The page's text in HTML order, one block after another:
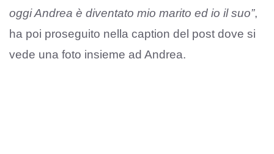
oggi Andrea è diventato mio marito ed io il suo”,
ha poi proseguito nella caption del post dove si
vede una foto insieme ad Andrea.